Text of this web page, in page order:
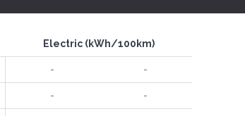
Electric (kWh/100km)
- -
- -